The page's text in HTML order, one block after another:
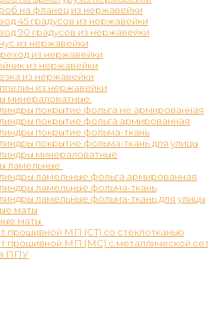
на фланец из нержавейки
45 градусов из нержавейки
90 градусов из нержавейки
из нержавейки
из нержавейки
из нержавейки
из нержавейки
из нержавейки
минераловатные
покрытие фольга не армированная
покрытие фольга армированная
покрытие фольма-ткань
покрытие фольма-ткань для улицы
минераловатные
ламельные
ламельные фольга армированная
ламельные фольма-ткань
ламельные фольма-ткань для улицы
маты
маты
прошивной МП (СТ) со стеклотканью
прошивной МП (МС) с металлической
ППУ